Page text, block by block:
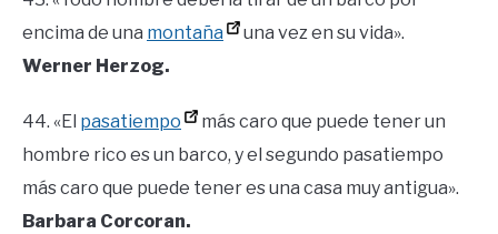
encima de una montaña
una vez en su vida».
Werner Herzog.
44. «El pasatiempo
más caro que puede tener un
hombre rico es un barco, y el segundo pasatiempo
más caro que puede tener es una casa muy antigua».
Barbara Corcoran.